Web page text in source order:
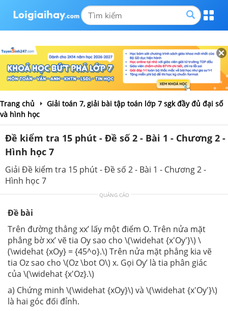
Trang chủ
Giải toán 7, giải bài tập toán lớp 7 sgk đầy đủ đại số
và hình học
Đề kiểm tra 15 phút - Đề số 2 - Bài 1 - Chương 2 -
Hình học 7
Giải Đề kiểm tra 15 phút - Đề số 2 - Bài 1 - Chương 2 -
Hình học 7
QUẢNG CÁO
Đề bài
Trên đường thẳng xx’ lấy một điểm O. Trên nửa mặt
phẳng bờ xx’ vẽ tia Oy sao cho \(\widehat {x'Oy'}\) \
(\widehat {xOy} = {45^o}.\) Trên nửa mặt phẳng kia vẽ
tia Oz sao cho \(Oz \bot O\) x. Gọi Oy’ là tia phân giác
của \(\widehat {x'Oz}.\)
a) Chứng minh \(\widehat {xOy}\) và \(\widehat {x'Oy'}\)
là hai góc đối đỉnh.